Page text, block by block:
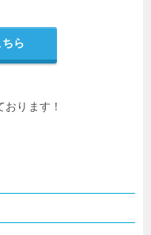
ら
ります！